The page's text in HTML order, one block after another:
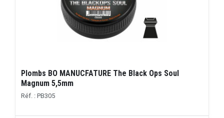
Plombs BO MANUCFATURE The Black Ops Soul
Magnum 5,5mm
Réf. : PB305